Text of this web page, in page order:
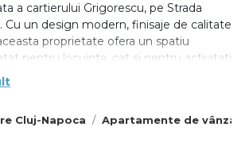
Cluj-Napoca Apartamente de
a cartierului Grigorescu, pe Strada
Cu un design modern, finisaje de calitate
proprietate ofera un spatiu
pentru locuinta, cat si pentru activitati
eficient si dispune de un living spatios,